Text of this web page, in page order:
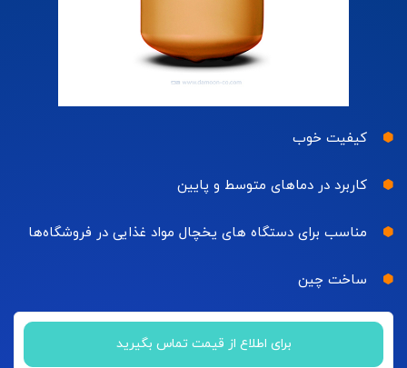
کیفیت خوب
کاربرد در دماهای متوسط و پایین
مناسب برای دستگاه های یخچال مواد غذایی در فروشگاه‌ها
ساخت چین
برای اطلاع از قیمت تماس بگیرید